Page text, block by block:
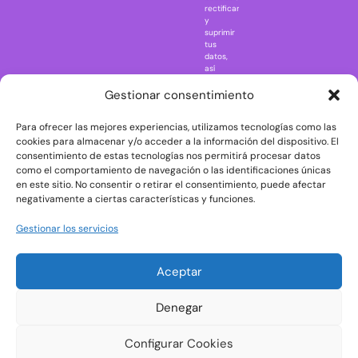
Gestionar consentimiento
Para ofrecer las mejores experiencias, utilizamos tecnologías como las
cookies para almacenar y/o acceder a la información del dispositivo. El
consentimiento de estas tecnologías nos permitirá procesar datos
como el comportamiento de navegación o las identificaciones únicas
en este sitio. No consentir o retirar el consentimiento, puede afectar
negativamente a ciertas características y funciones.
Gestionar los servicios
Aceptar
Denegar
Configurar Cookies
Rick and
The Big Bang
Theory
The Blues
Brothers
The
The Shining
rectificar
y
suprimir
tus
datos,
así
ejercer
consultando
la
información
adicional
y
detallada
sobre